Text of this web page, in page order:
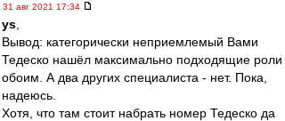
31 авг 2021 17:34
ys
Вывод: категорически неприемлемый Вами
Тедеско нашёл максимально подходящие роли
обоим. А два других специалиста - нет. Пока,
надеюсь.
Хотя, что там стоит набрать номер Тедеско да